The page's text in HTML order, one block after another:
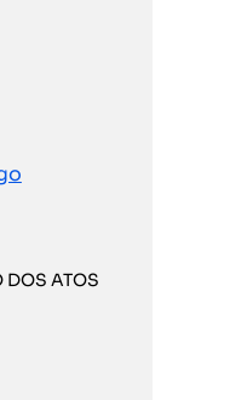
DOS ATOS